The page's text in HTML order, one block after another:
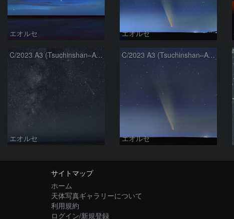
エオルセ エオルセ
C/2023 A3 (Tsuchinshan–ATLAS)と天の川
エオルセ
C/2023 A3 (Tsuchinshan–ATLAS)
エオルセ
サイトマップ
ホーム
天体写真ギャラリーについて
利用規約
ログイン/新規登録